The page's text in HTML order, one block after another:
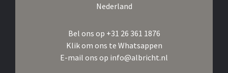
Nederland
Bel ons op +31 26 361 1876
Klik om ons te Whatsappen
E-mail ons op info@albricht.nl